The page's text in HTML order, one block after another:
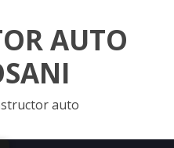
AUTO
auto